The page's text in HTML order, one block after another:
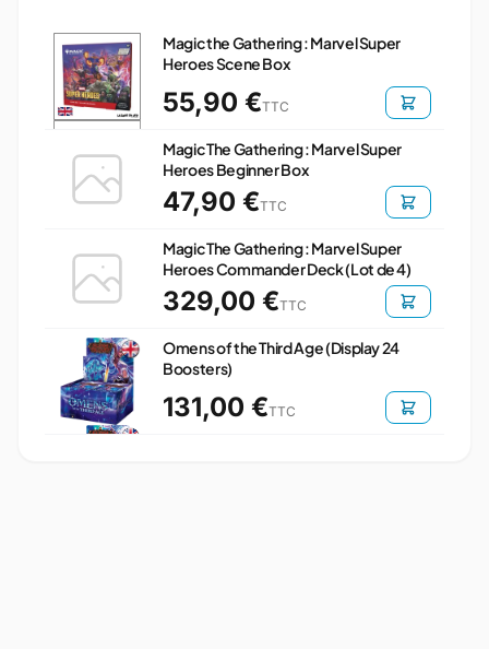
Magic the Gathering : Marvel Super
Heroes Scene Box
55,90 €TTC
Magic The Gathering : Marvel Super
Heroes Beginner Box
47,90 €TTC
Magic The Gathering : Marvel Super
Heroes Commander Deck (Lot de 4)
329,00 €TTC
Omens of the Third Age (Display 24
Boosters)
131,00 €TTC